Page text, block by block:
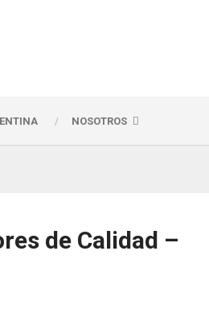
NOSOTROS
de Calidad –